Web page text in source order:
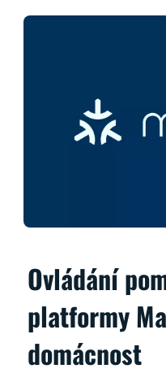
Ovládání
platformy
domácnost